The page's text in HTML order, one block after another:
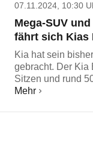
07.11.2024, 10:30
Mega-SUV
fährt sich Kias
Kia hat sein
gebracht. Der Kia
Sitzen und rund
Mehr